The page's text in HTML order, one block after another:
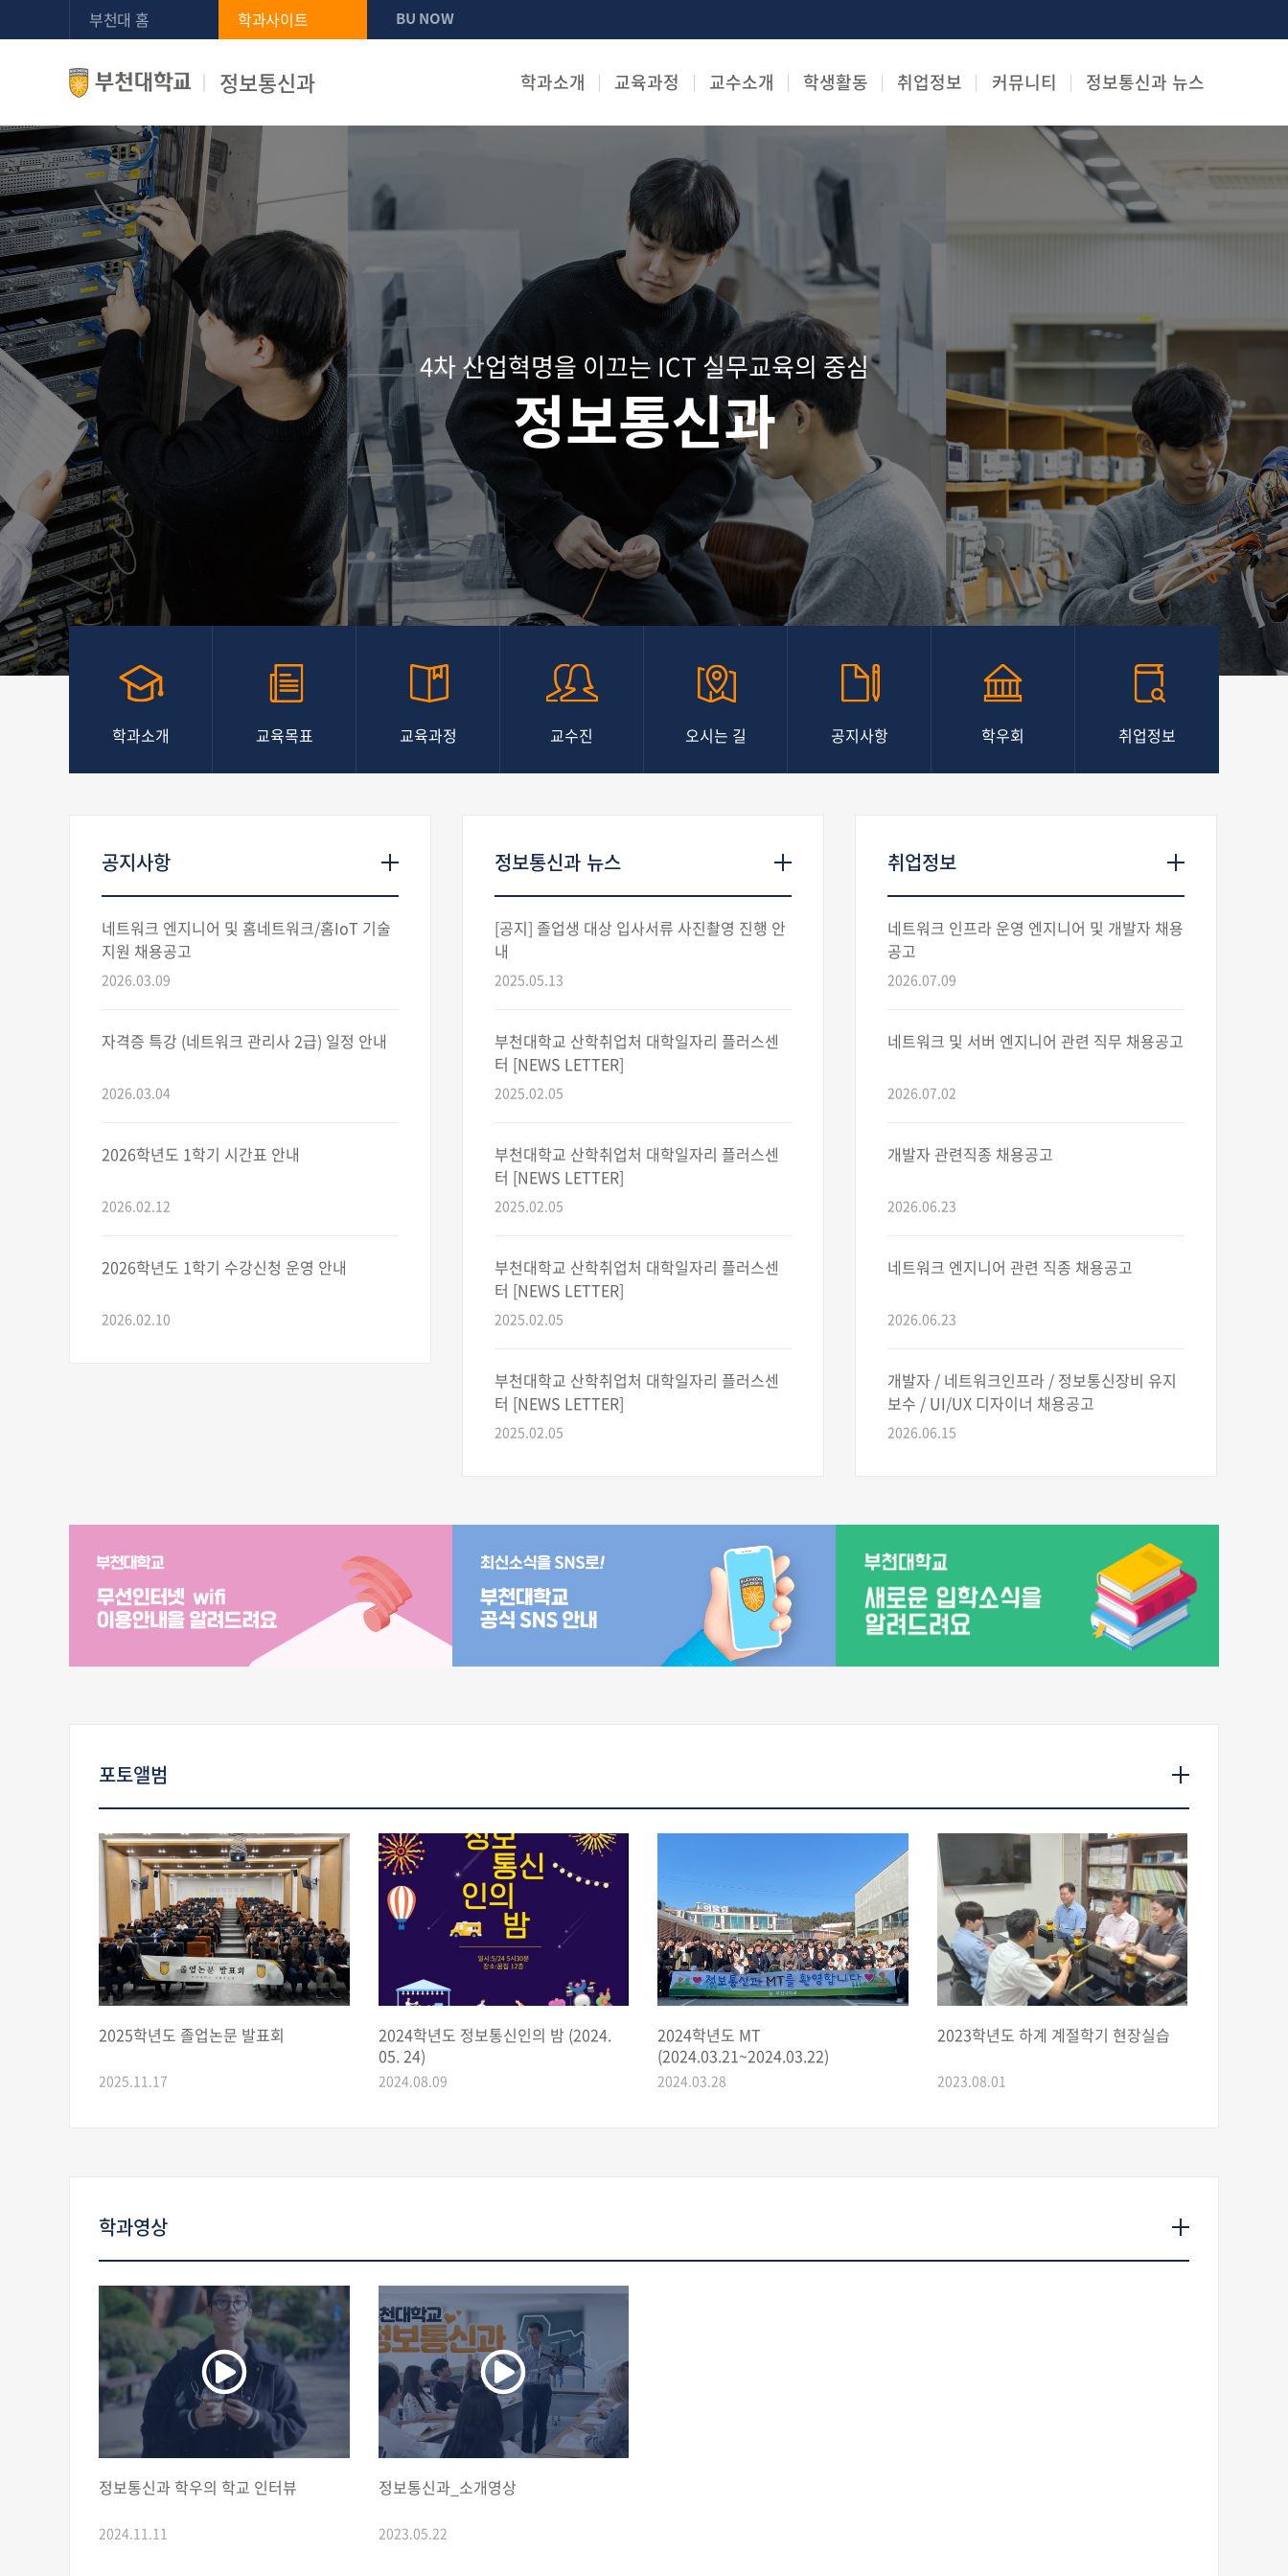
부천대 홈 학과사이트 BU NOW
정보통신과 학과소개 교육과정 교수소개 학생활동 취업정보 커뮤니티 정보통신과 뉴스
4차 산업혁명을 이끄는 ICT 실무교육의 중심
정보통신과
학과소개 교육목표 교육과정 교수진 오시는 길 공지사항 학우회 취업정보
공지사항
네트워크 엔지니어 및 홈네트워크/홈IoT 기술
지원 채용공고
2026.03.09
자격증 특강 (네트워크 관리사 2급) 일정 안내
2026.03.04
2026학년도 1학기 시간표 안내
2026.02.12
2026학년도 1학기 수강신청 운영 안내
2026.02.10
정보통신과 뉴스
[공지] 졸업생 대상 입사서류 사진촬영 진행 안
내
2025.05.13
부천대학교 산학취업처 대학일자리 플러스센
터 [NEWS LETTER]
2025.02.05
부천대학교 산학취업처 대학일자리 플러스센
터 [NEWS LETTER]
2025.02.05
부천대학교 산학취업처 대학일자리 플러스센
터 [NEWS LETTER]
2025.02.05
부천대학교 산학취업처 대학일자리 플러스센
터 [NEWS LETTER]
2025.02.05
취업정보
네트워크 인프라 운영 엔지니어 및 개발자 채용
공고
2026.07.09
네트워크 및 서버 엔지니어 관련 직무 채용공고
2026.07.02
개발자 관련직종 채용공고
2026.06.23
네트워크 엔지니어 관련 직종 채용공고
2026.06.23
개발자 / 네트워크인프라 / 정보통신장비 유지
보수 / UI/UX 디자이너 채용공고
2026.06.15
포토앨범
2025학년도 졸업논문 발표회
2025.11.17
2024학년도 정보통신인의 밤 (2024.
05. 24)
2024.08.09
2024학년도 MT
(2024.03.21~2024.03.22)
2024.03.28
2023학년도 하계 계절학기 현장실습
2023.08.01
학과영상
정보통신과 학우의 학교 인터뷰
2024.11.11
정보통신과_소개영상
2023.05.22